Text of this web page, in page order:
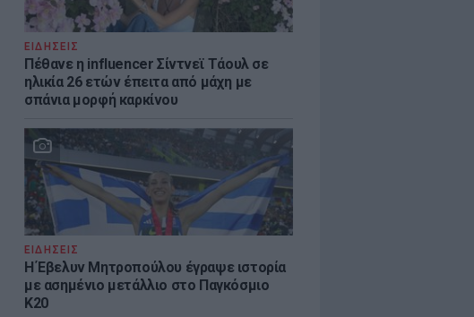
ΕΙΔΗΣΕΙΣ
Πέθανε η influencer Σίντνεϊ Τάουλ σε
ηλικία 26 ετών έπειτα από μάχη με
σπάνια μορφή καρκίνου
ΕΙΔΗΣΕΙΣ
Η Έβελυν Μητροπούλου έγραψε ιστορία
με ασημένιο μετάλλιο στο Παγκόσμιο
Κ20